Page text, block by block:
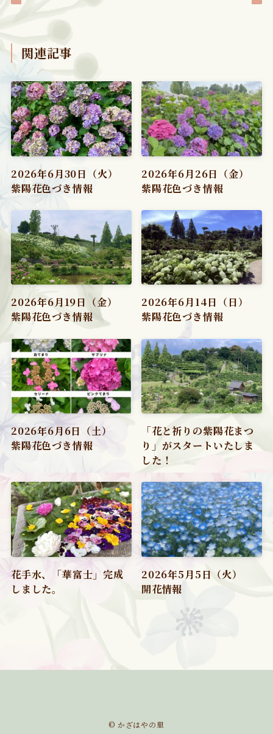
関連記事
2026年6月30日（火）
紫陽花色づき情報
2026年6月26日（金）
紫陽花色づき情報
2026年6月19日（金）
紫陽花色づき情報
2026年6月14日（日）
紫陽花色づき情報
2026年6月6日（土）
紫陽花色づき情報
「花と祈りの紫陽花まつ
り」がスタートいたしま
した！
花手水、「華富士」完成
しました。
2026年5月5日（火）
開花情報
© かざはやの里